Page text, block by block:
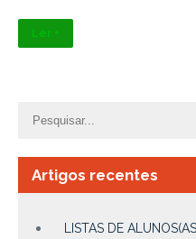
Ler +
Artigos recentes
LISTAS DE